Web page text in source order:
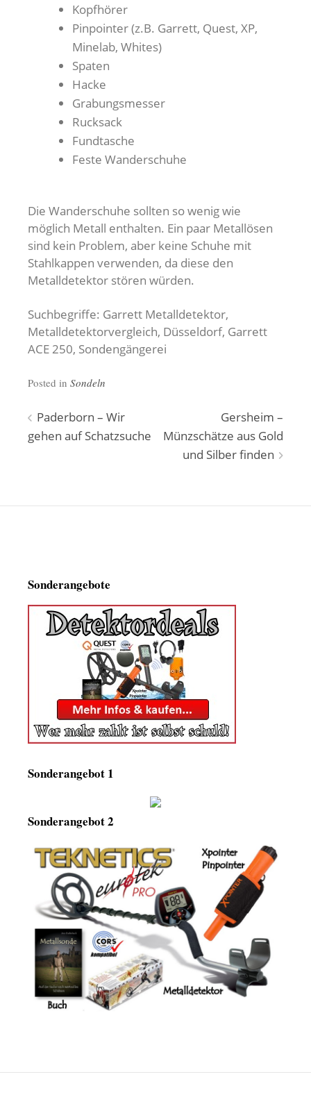
Kopfhörer
Pinpointer (z.B. Garrett, Quest, XP,
Minelab, Whites)
Spaten
Hacke
Grabungsmesser
Rucksack
Fundtasche
Feste Wanderschuhe
Die Wanderschuhe sollten so wenig wie
möglich Metall enthalten. Ein paar Metallösen
sind kein Problem, aber keine Schuhe mit
Stahlkappen verwenden, da diese den
Metalldetektor stören würden.
Suchbegriffe: Garrett Metalldetektor,
Metalldetektorvergleich, Düsseldorf, Garrett
ACE 250, Sondengängerei
Posted in Sondeln
Beitragsnavigation
Paderborn – Wir
gehen auf Schatzsuche
Gersheim –
Münzschätze aus Gold
und Silber finden
Sonderangebote
Sonderangebot 1
Sonderangebot 2